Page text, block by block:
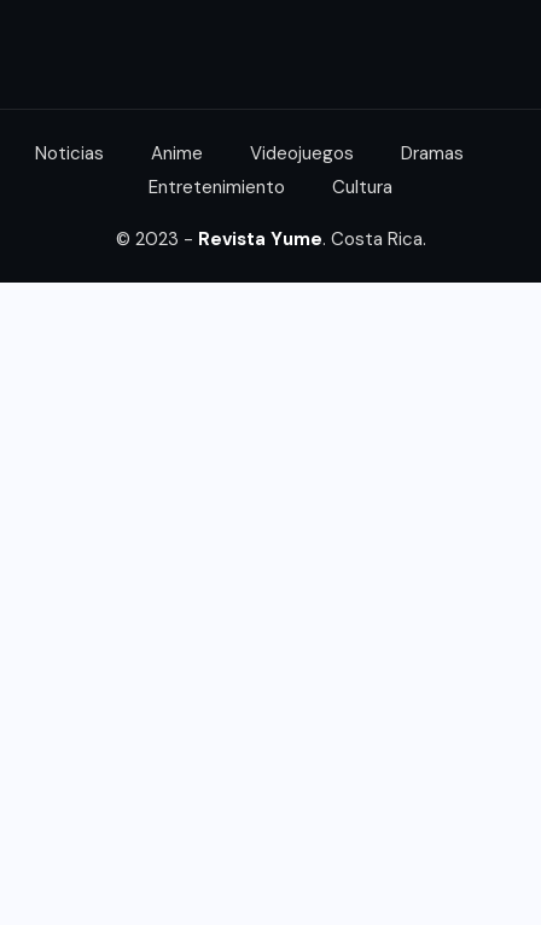
Noticias Anime Videojuegos
Dramas
Entretenimiento
Cultura
© 2023 - Revista Yume. Costa Rica.